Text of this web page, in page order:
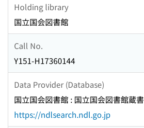
Holding library
国立国会図書館
Call No.
Y151-H17360144
Data Provider (Database)
国立国会図書館 : 国立国会図書館蔵書
https://ndlsearch.ndl.go.jp